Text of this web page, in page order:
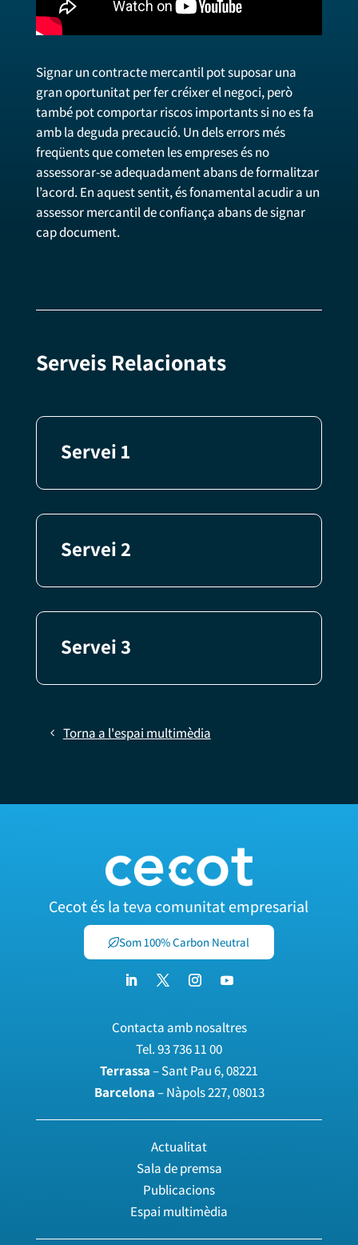
Signar un contracte mercantil pot suposar una
gran oportunitat per fer créixer el negoci, però
també pot comportar riscos importants si no es fa
amb la deguda precaució. Un dels errors més
freqüents que cometen les empreses és no
assessorar-se adequadament abans de formalitzar
l’acord. En aquest sentit, és fonamental acudir a un
assessor mercantil de confiança abans de signar
cap document.
Serveis Relacionats
Servei 1
Servei 2
Servei 3
Torna a l'espai multimèdia
Cecot és la teva comunitat empresarial
Som 100% Carbon Neutral
Contacta amb nosaltres
Tel.93 736 11 00
Terrassa– Sant Pau 6, 08221
Barcelona– Nàpols 227, 08013
Actualitat
Sala de premsa
Publicacions
Espai multimèdia